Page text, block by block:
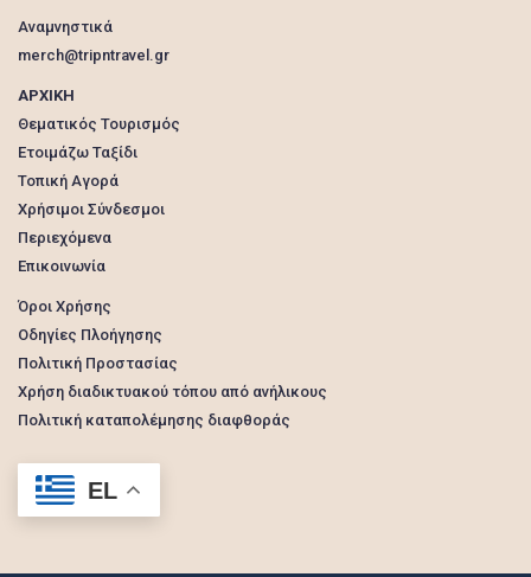
Αναμνηστικά
merch@tripntravel.gr
ΑΡΧΙΚΗ
Θεματικός Τουρισμός
Ετοιμάζω Ταξίδι
Τοπική Αγορά
Χρήσιμοι Σύνδεσμοι
Περιεχόμενα
Επικοινωνία
Όροι Χρήσης
Οδηγίες Πλοήγησης
Πολιτική Προστασίας
Χρήση διαδικτυακού τόπου από ανήλικους
Πολιτική καταπολέμησης διαφθοράς
EL